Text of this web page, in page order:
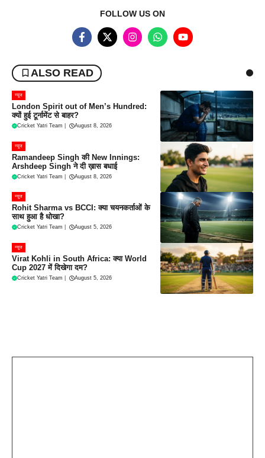
FOLLOW US ON
ALSO READ
न्यूज
London Spirit out of Men’s Hundred:
क्यों हुई टूर्नामेंट से बाहर?
Cricket Yatri Team August 8, 2026
न्यूज
Ramandeep Singh की New Innings:
Arshdeep Singh ने दी ख़ास बधाई
Cricket Yatri Team August 8, 2026
न्यूज
Rohit Sharma vs BCCI: क्या चयनकर्ताओं के
साथ हुआ है धोखा?
Cricket Yatri Team August 5, 2026
न्यूज
Virat Kohli in South Africa: क्या World
Cup 2027 में दिखेगा दम?
Cricket Yatri Team August 5, 2026